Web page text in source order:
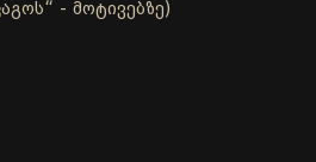
- მოტივებზე)